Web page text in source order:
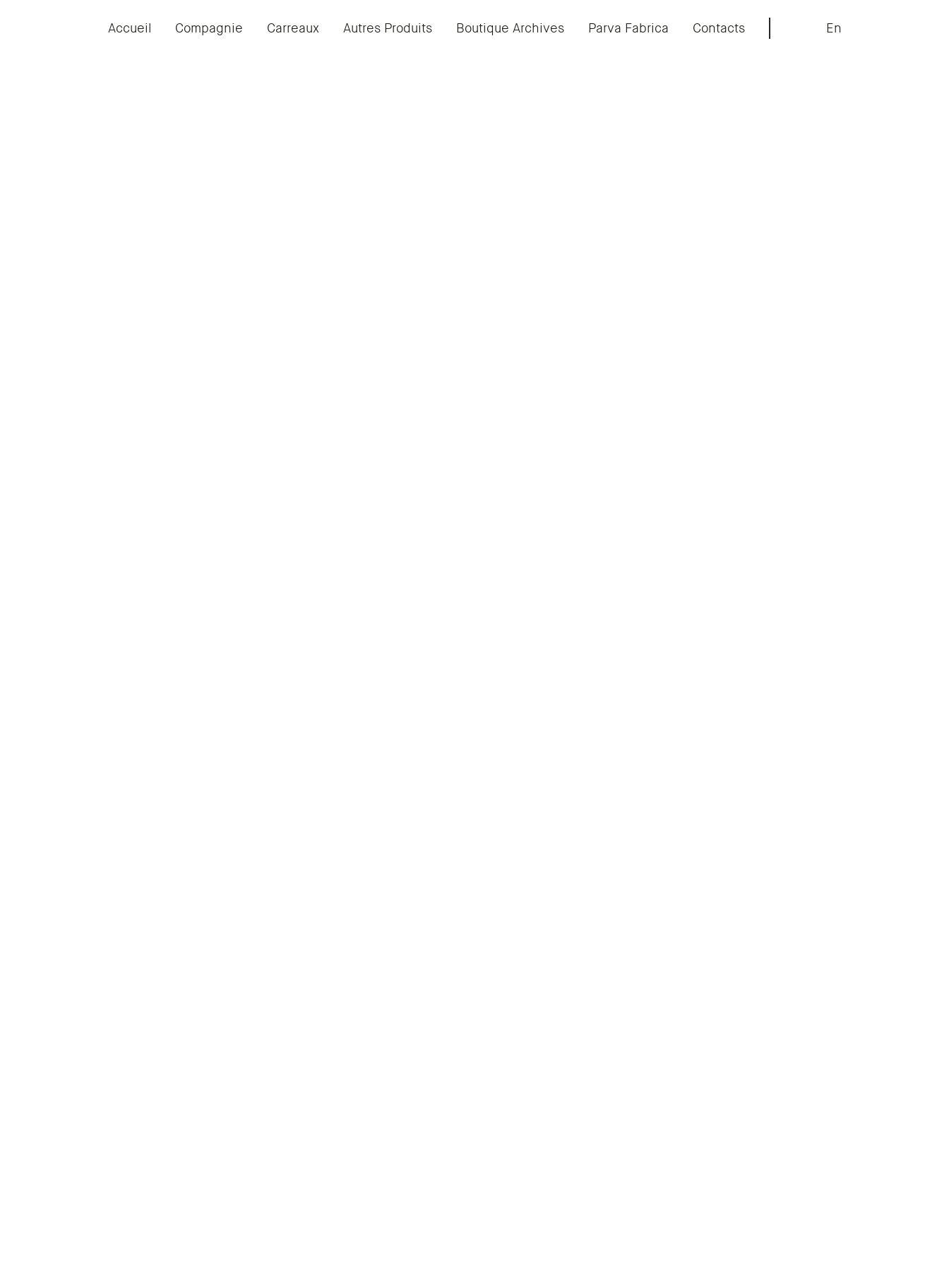
Accueil Compagnie Carreaux Autres Produits Boutique Archives Parva Fabrica Contacts En